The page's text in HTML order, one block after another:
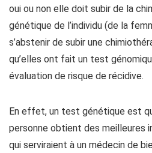
oui ou non elle doit subir de la
génétique de l’individu (de la
s’abstenir de subir une
qu’elles ont fait un test
évaluation de risque de récidive.
En effet, un test génétique est
personne obtient des meilleures
qui serviraient à un médecin de